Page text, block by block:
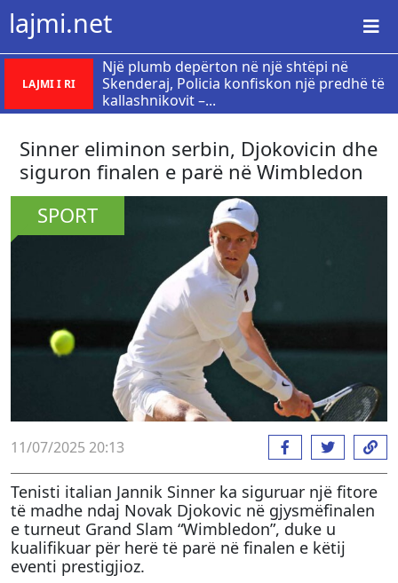
lajmi.net
LAJMI I RI
Një plumb depërton në një shtëpi në
Skenderaj, Policia konfiskon një predhë të
kallashnikovit –...
Sinner eliminon serbin, Djokovicin dhe
siguron finalen e parë në Wimbledon
SPORT
11/07/2025 20:13
Tenisti italian Jannik Sinner ka siguruar një fitore
të madhe ndaj Novak Djokovic në gjysmëfinalen
e turneut Grand Slam “Wimbledon”, duke u
kualifikuar për herë të parë në finalen e këtij
eventi prestigjioz.